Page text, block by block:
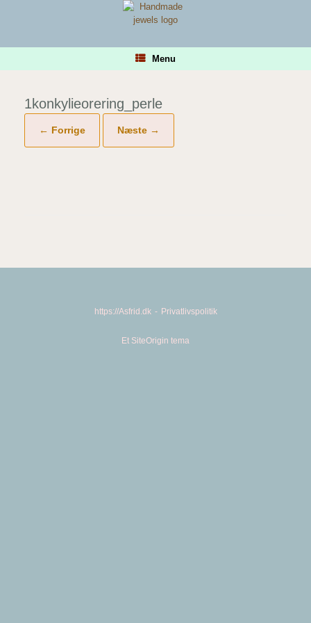
Menu
1konkylieorering_perle
← Forrige Næste →
https://Asfrid.dk Privatlivspolitik
Et SiteOrigin tema